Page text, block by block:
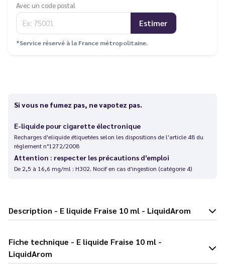
Avec un code postal
Estimer
*Service réservé à la France métropolitaine.
Si vous ne fumez pas, ne vapotez pas.
E-liquide pour cigarette électronique
Recharges d'eliquide étiquetées selon les dispositions de l'article 48 du
règlement n°1272/2008
Attention : respecter les précautions d'emploi
De 2,5 à 16,6 mg/ml : H302. Nocif en cas d'ingestion (catégorie 4)
Description - E liquide Fraise 10 ml - LiquidArom
Fiche technique - E liquide Fraise 10 ml -
LiquidArom